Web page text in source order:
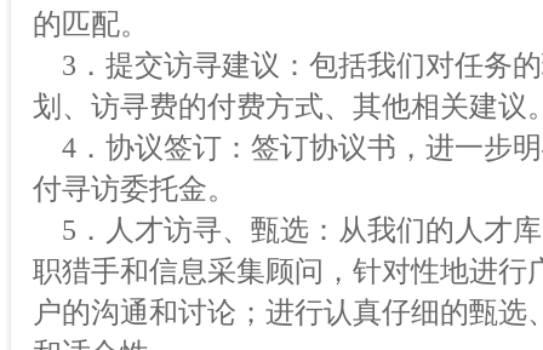
的匹配。
3．提交访寻建议：包括我们对任务
划、访寻费的付费方式、其他相关建议
4．协议签订：签订协议书，进一步
付寻访委托金。
5．人才访寻、甄选：从我们的人才
职猎手和信息采集顾问，针对性地进
户的沟通和讨论；进行认真仔细的甄